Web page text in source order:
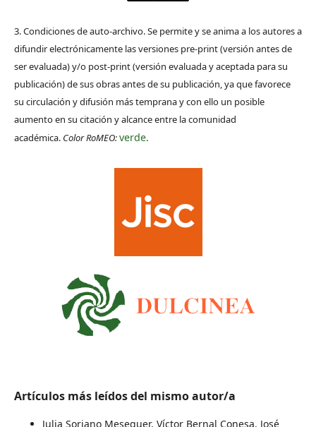
3. Condiciones de auto-archivo. Se permite y se anima a los autores a
difundir electrónicamente las versiones pre-print (versión antes de
ser evaluada) y/o post-print (versión evaluada y aceptada para su
publicación) de sus obras antes de su publicación, ya que favorece
su circulación y difusión más temprana y con ello un posible
aumento en su citación y alcance entre la comunidad
académica. Color RoMEO:verde.
Artículos más leídos del mismo autor/a
Julia Soriano Meseguer, Víctor Bernal Conesa, José